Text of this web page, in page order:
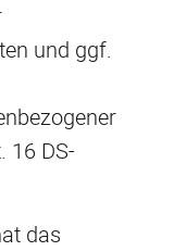
und ggf.
16 DS-
das